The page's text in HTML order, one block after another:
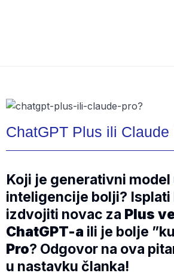
ChatGPT Plus ili Claude
Koji je generativni
inteligencije bolji? Isplati
izdvojiti novac za Plus
ChatGPT-a ili je bolje
Pro? Odgovor na ova
u nastavku članka!